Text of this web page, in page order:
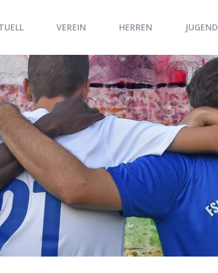
VEREIN HERREN JUGEND